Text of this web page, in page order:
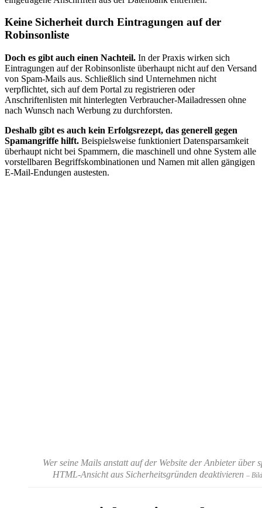
Keine Sicherheit durch Eintragungen auf der
Robinsonliste
Doch es gibt auch einen Nachteil. In der Praxis wirken sich
Eintragungen auf der Robinsonliste überhaupt nicht auf den Versand
von Spam-Mails aus. Schließlich sind Unternehmen nicht
verpflichtet, sich auf dem Portal zu registrieren oder
Anschriftenlisten mit hinterlegten Verbraucher-Mailadressen ohne
nach Wunsch nach Werbung zu durchforsten.
Deshalb gibt es auch kein Erfolgsrezept, das generell gegen
Spamangriffe hilft. Beispielsweise funktioniert Datensparsamkeit
überhaupt nicht bei Spammern, die maschinell und ohne System alle
vorstellbaren Begriffskombinationen und Namen mit allen gängigen
E-Mail-Endungen austesten.
Wer seine Mails anstatt auf der Website der Anbieter über
HTML-Ansicht aus Sicherheitsgründen deaktivieren –